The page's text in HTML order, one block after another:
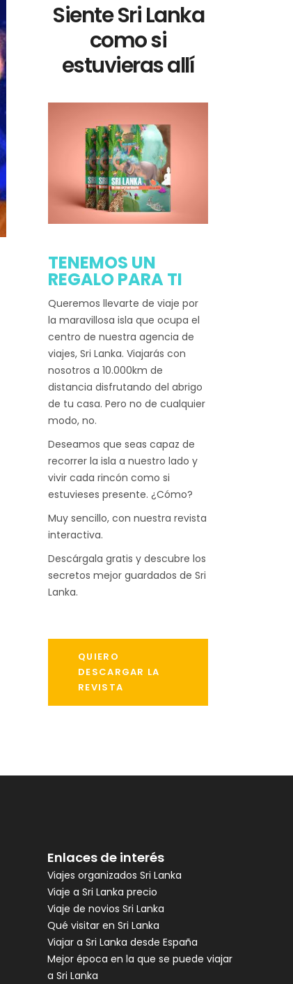
Siente Sri Lanka
como si
estuvieras allí
TENEMOS UN
REGALO PARA TI
Queremos llevarte de viaje por
la maravillosa isla que ocupa el
centro de nuestra agencia de
viajes, Sri Lanka. Viajarás con
nosotros a 10.000km de
distancia disfrutando del abrigo
de tu casa. Pero no de cualquier
modo, no.
Deseamos que seas capaz de
recorrer la isla a nuestro lado y
vivir cada rincón como si
estuvieses presente. ¿Cómo?
Muy sencillo, con nuestra revista
interactiva.
Descárgala gratis y descubre los
secretos mejor guardados de Sri
Lanka.
QUIERO
DESCARGAR LA
REVISTA
Enlaces de interés
Viajes organizados Sri Lanka
Viaje a Sri Lanka precio
Viaje de novios Sri Lanka
Qué visitar en Sri Lanka
Viajar a Sri Lanka desde España
Mejor época en la que se puede viajar
a Sri Lanka